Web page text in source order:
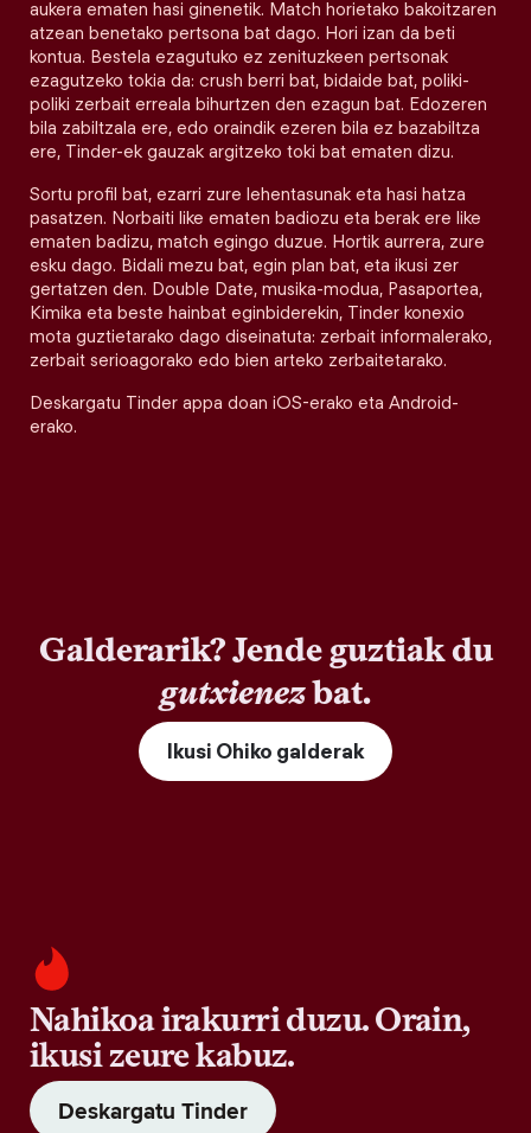
aukera ematen hasi ginenetik. Match horietako bakoitzaren
atzean benetako pertsona bat dago. Hori izan da beti
kontua. Bestela ezagutuko ez zenituzkeen pertsonak
ezagutzeko tokia da: crush berri bat, bidaide bat, poliki-
poliki zerbait erreala bihurtzen den ezagun bat. Edozeren
bila zabiltzala ere, edo oraindik ezeren bila ez bazabiltza
ere, Tinder-ek gauzak argitzeko toki bat ematen dizu.
Sortu profil bat, ezarri zure lehentasunak eta hasi hatza
pasatzen. Norbaiti like ematen badiozu eta berak ere like
ematen badizu, match egingo duzue. Hortik aurrera, zure
esku dago. Bidali mezu bat, egin plan bat, eta ikusi zer
gertatzen den. Double Date, musika-modua, Pasaportea,
Kimika eta beste hainbat eginbiderekin, Tinder konexio
mota guztietarako dago diseinatuta: zerbait informalerako,
zerbait serioagorako edo bien arteko zerbaitetarako.
Deskargatu Tinder appa doan iOS-erako eta Android-
erako.
Galderarik? Jende guztiak du
gutxienezbat.
Ikusi Ohiko galderak
Nahikoa irakurri duzu. Orain,
ikusi zeure kabuz.
Deskargatu Tinder